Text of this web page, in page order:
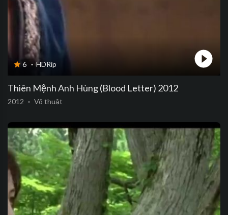
6 · HDRip
Thiên Mệnh Anh Hùng (Blood Letter) 2012
2012 · Võ thuật